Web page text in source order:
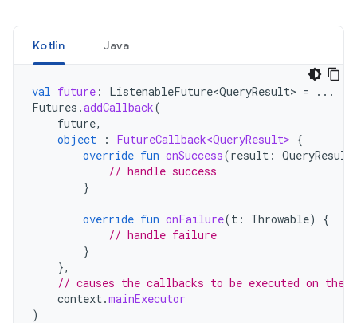
Kotlin Java
val future : ListenableFuture<QueryResult> =
...
Futures .addCallback(
future,
object
: FutureCallback<QueryResult> {
override fun onSuccess(result : QueryResult
// handle success
}
override fun onFailure(t : Throwable)
{
// handle failure
}
},
// causes the callbacks to be executed on the
context.mainExecutor
)